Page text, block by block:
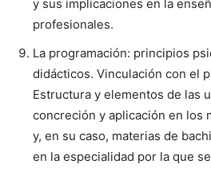
y sus implicaciones en la
profesionales.
La programación: principios
didácticos. Vinculación con el
Estructura y elementos de las
concreción y aplicación en los
y, en su caso, materias de
en la especialidad por la que